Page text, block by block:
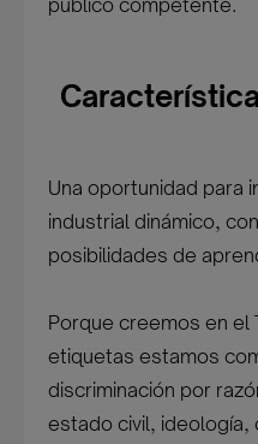
público competente.
Una oportunidad para
industrial dinámico,
posibilidades de
Porque creemos en el
etiquetas estamos
discriminación por
estado civil, ideología,